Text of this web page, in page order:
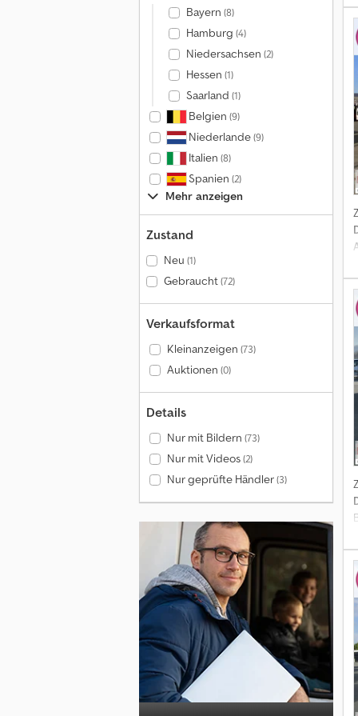
Bayern (8)
Hamburg (4)
Niedersachsen (2)
Hessen (1)
Saarland (1)
Belgien (9)
Niederlande(9)
Italien (8)
Spanien (2)
Mehr anzeigen
Zustand
Neu (1)
Gebraucht(72)
Verkaufsformat
Kleinanzeigen (73)
Auktionen (0)
Details
Nur mit Bildern (73)
Nur mit Videos(2)
Nur geprüfte Händler(3)